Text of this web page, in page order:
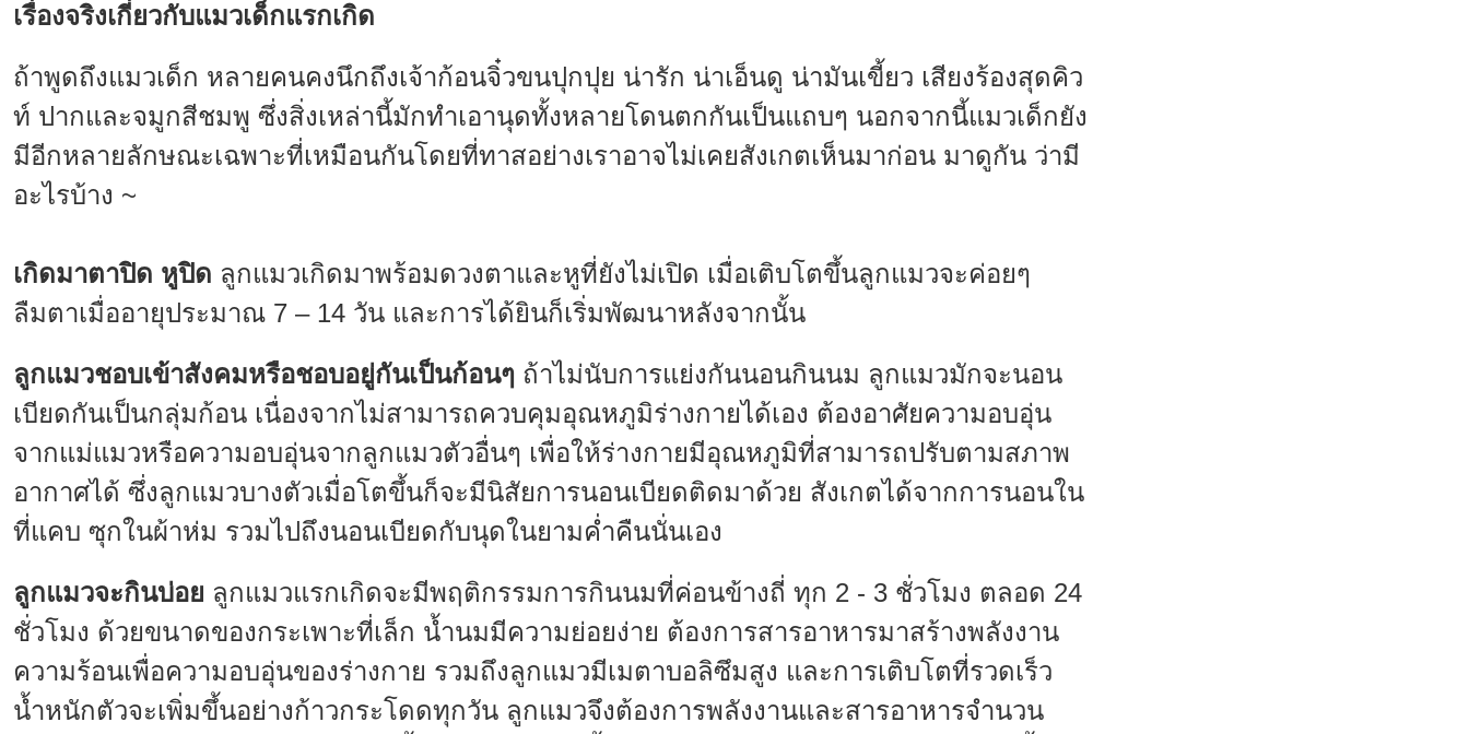
เรื่องจริงเกี่ยวกับแมวเด็กแรกเกิด
ถ้าพูดถึงแมวเด็ก หลายคนคงนึกถึงเจ้าก้อนจิ๋วขนปุกปุย น่ารัก น่าเอ็นดู น่ามันเขี้ยว เสียงร้องสุดคิว
ท์ ปากและจมูกสีชมพู ซึ่งสิ่งเหล่านี้มักทำเอานุดทั้งหลายโดนตกกันเป็นแถบๆ นอกจากนี้แมวเด็กยัง
มีอีกหลายลักษณะเฉพาะที่เหมือนกันโดยที่ทาสอย่างเราอาจไม่เคยสังเกตเห็นมาก่อน มาดูกัน ว่ามี
อะไรบ้าง ~
เกิดมาตาปิด หูปิด ลูกแมวเกิดมาพร้อมดวงตาและหูที่ยังไม่เปิด เมื่อเติบโตขึ้นลูกแมวจะค่อยๆ
ลืมตาเมื่ออายุประมาณ 7 – 14 วัน และการได้ยินก็เริ่มพัฒนาหลังจากนั้น
ลูกแมวชอบเข้าสังคมหรือชอบอยู่กันเป็นก้อนๆ ถ้าไม่นับการแย่งกันนอนกินนม ลูกแมวมักจะนอน
เบียดกันเป็นกลุ่มก้อน เนื่องจากไม่สามารถควบคุมอุณหภูมิร่างกายได้เอง ต้องอาศัยความอบอุ่น
จากแม่แมวหรือความอบอุ่นจากลูกแมวตัวอื่นๆ เพื่อให้ร่างกายมีอุณหภูมิที่สามารถปรับตามสภาพ
อากาศได้ ซึ่งลูกแมวบางตัวเมื่อโตขึ้นก็จะมีนิสัยการนอนเบียดติดมาด้วย สังเกตได้จากการนอนใน
ที่แคบ ซุกในผ้าห่ม รวมไปถึงนอนเบียดกับนุดในยามค่ำคืนนั่นเอง
ลูกแมวจะกินบ่อย ลูกแมวแรกเกิดจะมีพฤติกรรมการกินนมที่ค่อนข้างถี่ ทุก 2 - 3 ชั่วโมง ตลอด 24
ชั่วโมง ด้วยขนาดของกระเพาะที่เล็ก น้ำนมมีความย่อยง่าย ต้องการสารอาหารมาสร้างพลังงาน
ความร้อนเพื่อความอบอุ่นของร่างกาย รวมถึงลูกแมวมีเมตาบอลิซึมสูง และการเติบโตที่รวดเร็ว
น้ำหนักตัวจะเพิ่มขึ้นอย่างก้าวกระโดดทุกวัน ลูกแมวจึงต้องการพลังงานและสารอาหารจำนวน